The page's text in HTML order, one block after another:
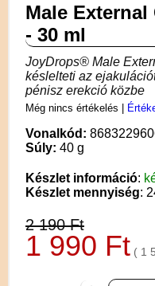
Male External
- 30 ml
JoyDrops® Male
késlelteti az
pénisz erekció közbe
Még nincs értékelés
Vonalkód:
Súly: 40 g
Készlet információ:
Készlet mennyiség:
2 190 Ft
1 990 Ft ( 1